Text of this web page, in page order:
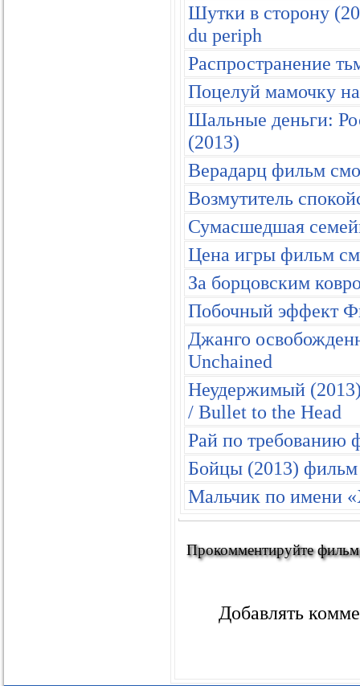
Шутки в сторону
du periph
Распространение
Поцелуй мамочку
Шальные деньги:
(2013)
Верадарц фильм
Возмутитель
Сумасшедшая
Цена игры фильм
За борцовским
Побочный эффект
Джанго
Unchained
Неудержимый
/ Bullet to the Head
Рай по требованию
Бойцы (2013) фильм
Мальчик по имени
Прокомментируйте
Добавлять